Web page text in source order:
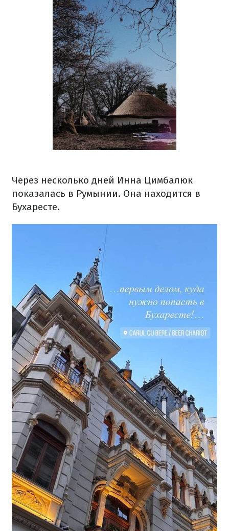
Через несколько дней Инна Цимбалюк
показалась в Румынии. Она находится в
Бухаресте.